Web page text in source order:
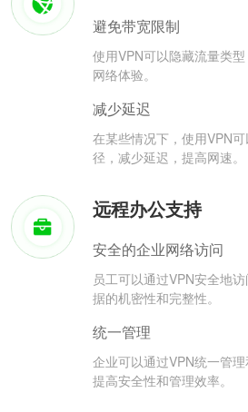
避免带宽限制
使用VPN可以隐藏流量类
网络体验。
减少延迟
在某些情况下，使用VPN
径，减少延迟，提高网速。
远程办公支持
安全的企业网络访问
员工可以通过VPN安全地
据的机密性和完整性。
统一管理
企业可以通过VPN统一管
提高安全性和管理效率。